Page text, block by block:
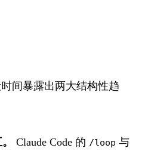
间暴露出两大结构性趋
Claude Code 的 /loop 与